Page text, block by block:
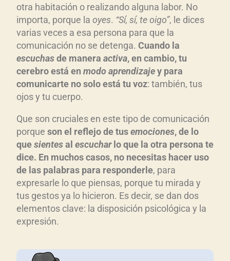
otra habitación o realizando alguna labor. No
importa, porque la oyes. “Sí, sí, te oigo”, le dices
varias veces a esa persona para que la
comunicación no se detenga. Cuando la
escuchasde manera activa, en cambio, tu
cerebro está en modo aprendizajey para
comunicarte no solo está tu voz: también, tus
ojos y tu cuerpo.
Que son cruciales en este tipo de comunicación
porque son el reflejo de tusemociones, de lo
quesientesal escucharlo que la otra persona te
dice. En muchos casos, no necesitas hacer uso
de las palabras para responderle, para
expresarle lo que piensas, porque tu mirada y
tus gestos ya lo hicieron. Es decir, se dan dos
elementos clave: la disposición psicológica y la
expresión.